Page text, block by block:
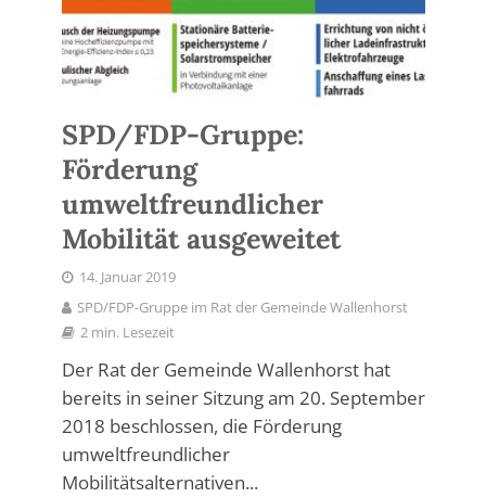
SPD/FDP-Gruppe:
Förderung
umweltfreundlicher
Mobilität ausgeweitet
14. Januar 2019
SPD/FDP-Gruppe im Rat der Gemeinde Wallenhorst
2 min. Lesezeit
Der Rat der Gemeinde Wallenhorst hat
bereits in seiner Sitzung am 20. September
2018 beschlossen, die Förderung
umweltfreundlicher
Mobilitätsalternativen...